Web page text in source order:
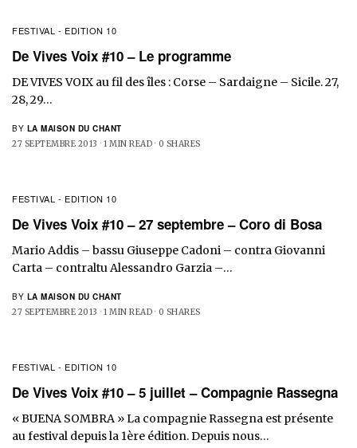
FESTIVAL - EDITION 10
De Vives Voix #10 – Le programme
DE VIVES VOIX au fil des îles : Corse – Sardaigne – Sicile. 27,
28, 29…
BY LA MAISON DU CHANT
27 SEPTEMBRE 2013 1 MIN READ 0 SHARES
FESTIVAL - EDITION 10
De Vives Voix #10 – 27 septembre – Coro di Bosa
Mario Addis – bassu Giuseppe Cadoni – contra Giovanni
Carta – contraltu Alessandro Garzia –…
BY LA MAISON DU CHANT
27 SEPTEMBRE 2013 1 MIN READ 0 SHARES
FESTIVAL - EDITION 10
De Vives Voix #10 – 5 juillet – Compagnie Rassegna
« BUENA SOMBRA » La compagnie Rassegna est présente
au festival depuis la 1ère édition. Depuis nous…